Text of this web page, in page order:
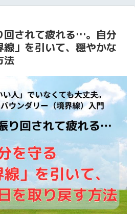
回されて疲れる…。自分
」を引いて、穏やかな
法